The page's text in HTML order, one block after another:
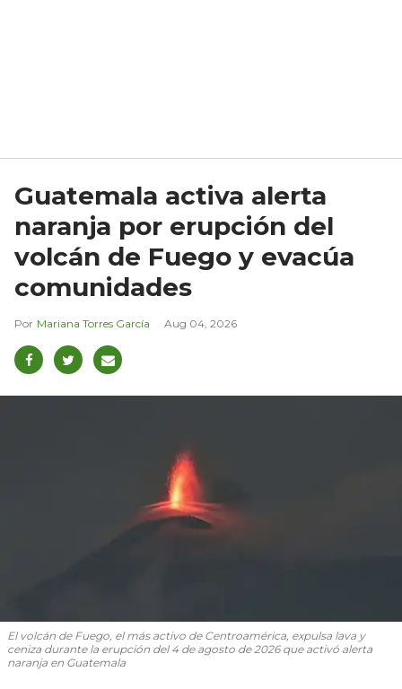
Guatemala activa alerta
naranja por erupción del
volcán de Fuego y evacúa
comunidades
Mariana Torres García Aug 04, 2026
El volcán de Fuego, el más activo de Centroamérica, expulsa lava y
ceniza durante la erupción del 4 de agosto de 2026 que activó alerta
naranja en Guatemala